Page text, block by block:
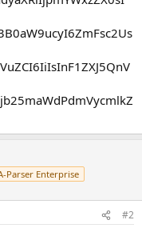
Parser Enterprise
#2